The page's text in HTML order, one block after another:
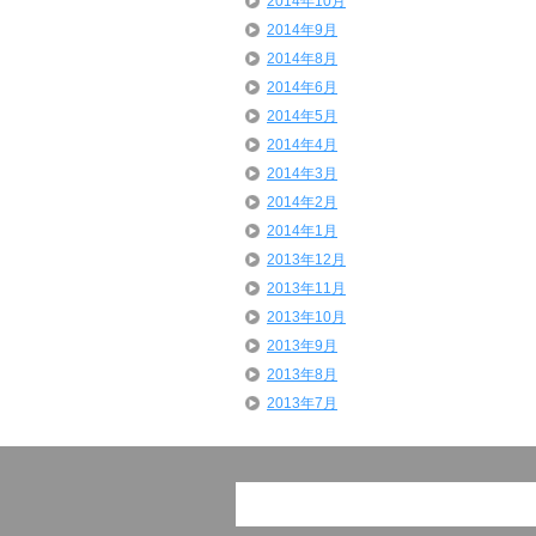
2014年9月
2014年8月
2014年6月
2014年5月
2014年4月
2014年3月
2014年2月
2014年1月
2013年12月
2013年11月
2013年10月
2013年9月
2013年8月
2013年7月